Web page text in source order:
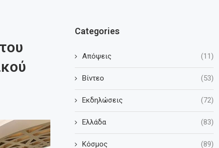
Categories
Απόψεις (11)
Βίντεο (53)
Εκδηλώσεις (72)
Ελλάδα (83)
Κόσμος (89)